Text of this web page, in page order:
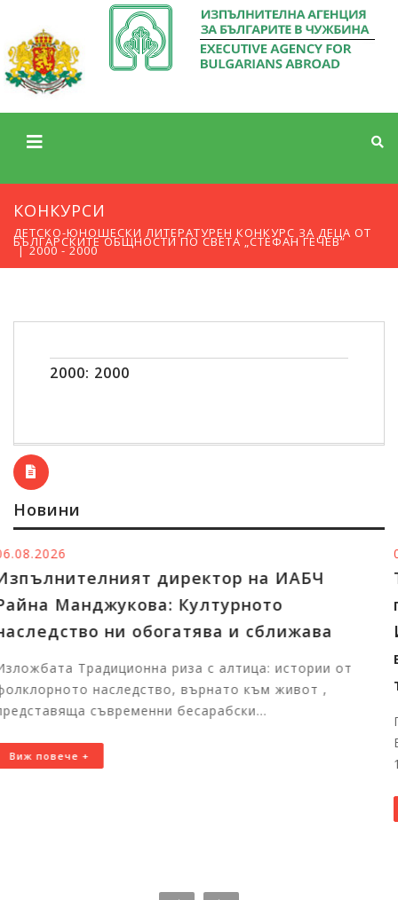
КОНКУРСИ
ДЕТСКО-ЮНОШЕСКИ ЛИТЕРАТУРЕН КОНКУРС ЗА ДЕЦА ОТ
БЪЛГАРСКИТЕ ОБЩНОСТИ ПО СВЕТА „СТЕФАН ГЕЧЕВ”
2000 - 2000
2000: 2000
Новини
на ИАБЧ
и сближава
с алтица: истории от
към живот ,
Тържественото
победителите в
Изпълнителната
в чужбина ще
талантливи
Първите отличени
България за церемонията
11:00 часа в Националния